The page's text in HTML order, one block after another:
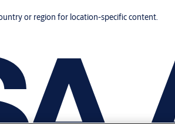
or region for location-specific content.